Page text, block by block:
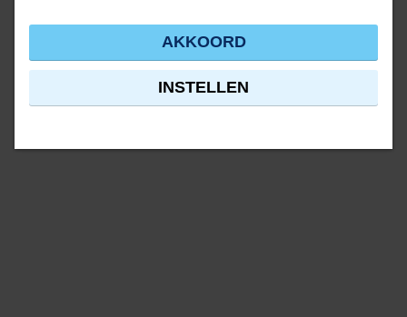
AKKOORD
INSTELLEN